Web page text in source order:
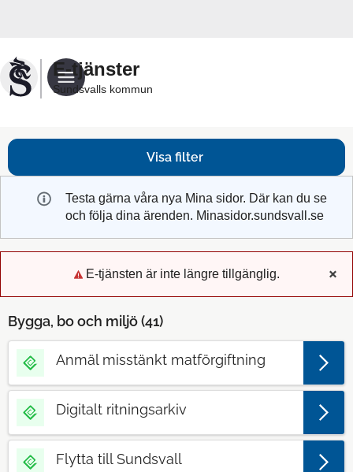
Sundsvalls
kommuns
e-
E-tjänster
Sundsvalls kommun
Visa filter
Testa gärna våra nya Mina sidor. Där kan du se
och följa dina ärenden. Minasidor.sundsvall.se
E-tjänsten är inte längre tillgänglig. x
Bygga, bo och miljö (41)
Anmäl misstänkt matförgiftning
Digitalt ritningsarkiv
Flytta till Sundsvall